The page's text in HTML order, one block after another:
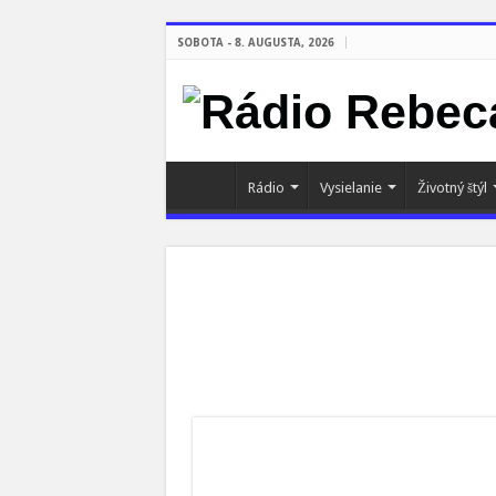
SOBOTA - 8. AUGUSTA, 2026
Rádio Vysielanie Životný štýl